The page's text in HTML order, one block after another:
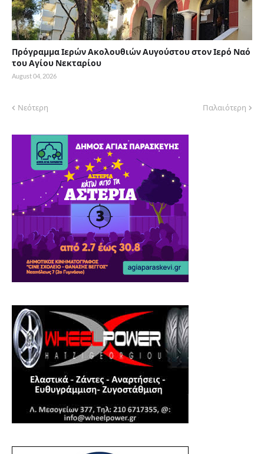
Πρόγραμμα Ιερών Ακολουθιών Αυγούστου στον Ιερό Ναό
του Αγίου Νεκταρίου
August 04, 2026
Νεότερη Παλαιότερη